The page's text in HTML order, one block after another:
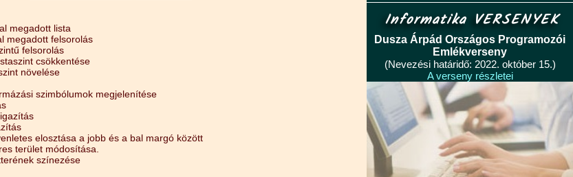
megadott lista
megadott felsorolás
felsorolás
csökkentése
növelése
szimbólumok megjelenítése
elosztása a jobb és a bal margó között
terület módosítása.
színezése
Informatika VERSENYEK
Dusza Árpád Országos Programozói
Emlékverseny
(Nevezési határidő: 2022. október 15.)
A verseny részletei